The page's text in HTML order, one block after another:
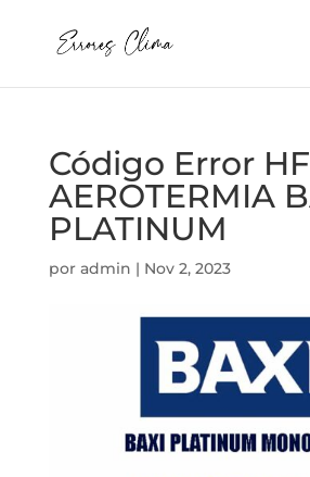
Código Error
AEROTERMIA
PLATINUM
por admin | Nov 2, 2023